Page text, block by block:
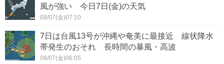
風が強い 今日7日(金)の天気
08/07(金)07:10
7日は台風13号が沖縄や奄美に最接近 線状降水
帯発生のおそれ 長時間の暴風・高波
08/07(金)06:05